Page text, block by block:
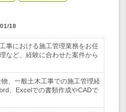
18
事における施工管理業務をお任
など、経験に合わせた案件から
、一般土木工事での施工管理経
、Excelでの書類作成やCADで